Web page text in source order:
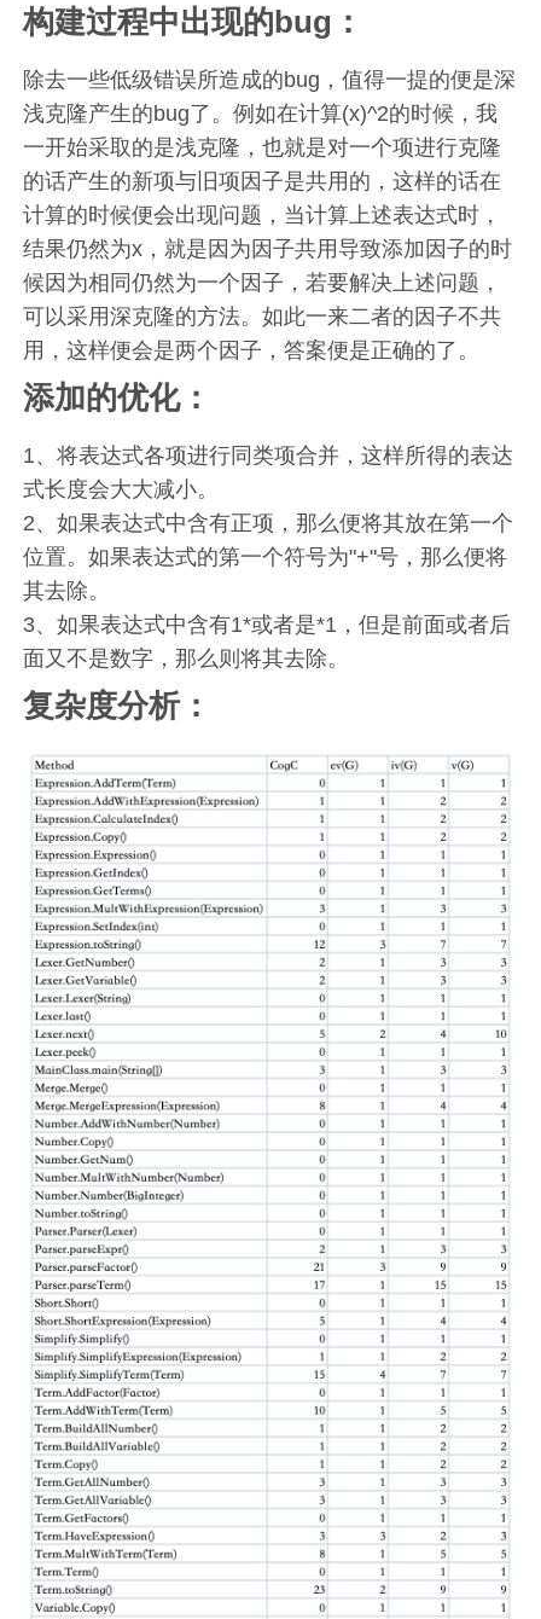
构建过程中出现的bug：
除去一些低级错误所造成的bug，值得一提的便是深
浅克隆产生的bug了。例如在计算(x)^2的时候，我
一开始采取的是浅克隆，也就是对一个项进行克隆
的话产生的新项与旧项因子是共用的，这样的话在
计算的时候便会出现问题，当计算上述表达式时，
结果仍然为x，就是因为因子共用导致添加因子的时
候因为相同仍然为一个因子，若要解决上述问题，
可以采用深克隆的方法。如此一来二者的因子不共
用，这样便会是两个因子，答案便是正确的了。
添加的优化：
1、将表达式各项进行同类项合并，这样所得的表达
式长度会大大减小。
2、如果表达式中含有正项，那么便将其放在第一个
位置。如果表达式的第一个符号为"+"号，那么便将
其去除。
3、如果表达式中含有1*或者是*1，但是前面或者后
面又不是数字，那么则将其去除。
复杂度分析：